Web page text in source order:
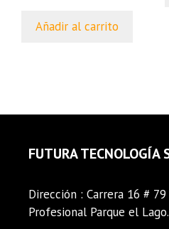
Añadir al carrito
FUTURA TECNOLOGÍA
Dirección : Carrera 16 #
Profesional Parque el